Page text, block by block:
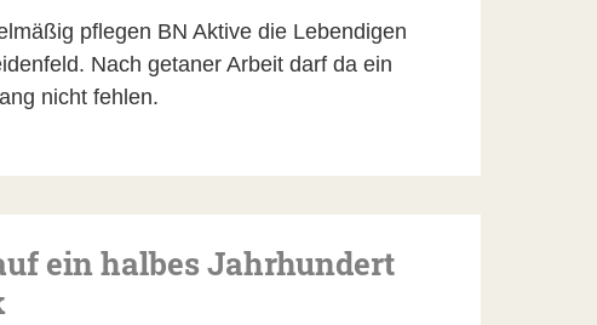
pflegen BN Aktive die Lebendigen
Nach getaner Arbeit darf da ein
nicht fehlen.
ein halbes Jahrhundert